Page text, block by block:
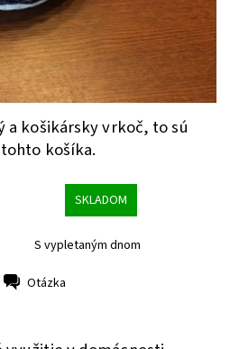
a košikársky vrkoč, to sú
košíka.
SKLADOM
S vypletaným dnom
Otázka